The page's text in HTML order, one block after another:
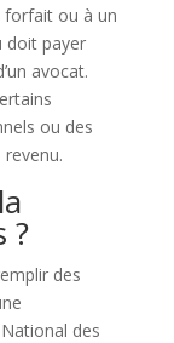
forfait ou à un
doit payer
avocat.
ou des
?
des
des